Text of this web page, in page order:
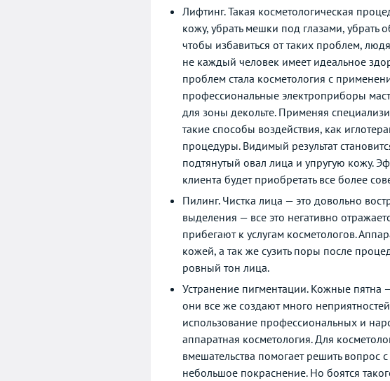
Лифтинг. Такая косметологическая
кожу, убрать мешки под глазами, убрать
чтобы избавиться от таких проблем,
не каждый человек имеет идеальное
проблем стала косметология с
профессиональные электроприборы
для зоны декольте. Применяя
такие способы воздействия, как
процедуры. Видимый результат
подтянутый овал лица и упругую кожу.
клиента будет приобретать все более
Пилинг. Чистка лица — это довольно
выделения — все это негативно
прибегают к услугам косметологов.
кожей, а так же сузить поры после
ровный тон лица.
Устранение пигментации. Кожные пятна
они все же создают много
использование профессиональных и
аппаратная косметология. Для
вмешательства помогает решить
небольшое покраснение. Но боятся